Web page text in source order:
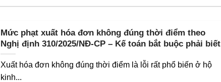
Mức phạt xuất hóa đơn không đúng thời điểm theo
Nghị định 310/2025/NĐ-CP – Kế toán bắt buộc phải biết
Xuất hóa đơn không đúng thời điểm là lỗi rất phổ biến ở hộ
kinh...